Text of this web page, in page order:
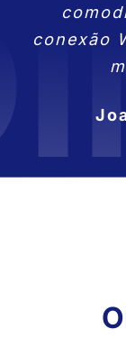
conexão
também
e